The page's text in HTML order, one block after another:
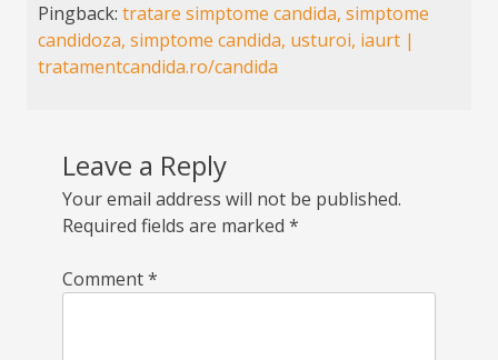
Pingback: tratare simptome candida, simptome
candidoza, simptome candida, usturoi, iaurt |
tratamentcandida.ro/candida
Leave a Reply
Your email address will not be published.
Required fields are marked *
Comment*